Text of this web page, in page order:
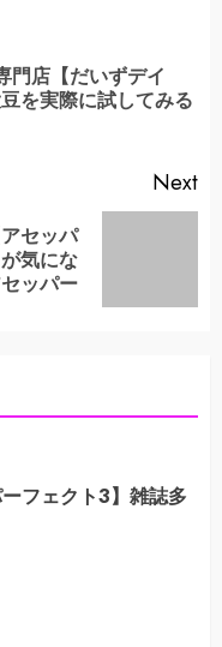
門店【だいずデイ
を実際に試してみる
Next
セッパ
気にな
ッパー
フェクト3】雑誌多